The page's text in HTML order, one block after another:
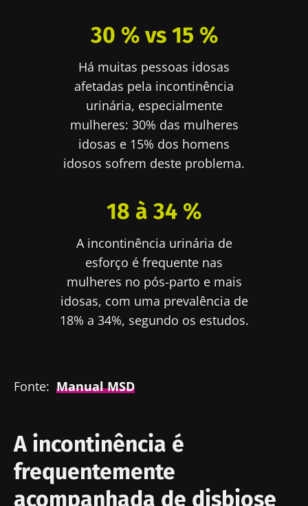
30 % vs 15 %
Há muitas pessoas idosas
afetadas pela incontinência
urinária, especialmente
mulheres: 30% das mulheres
idosas e 15% dos homens
idosos sofrem deste problema.
18 à 34 %
A incontinência urinária de
esforço é frequente nas
mulheres no pós-parto e mais
idosas, com uma prevalência de
18% a 34%, segundo os estudos.
Fonte: Manual MSD
A incontinência é
frequentemente
acompanhada de disbiose